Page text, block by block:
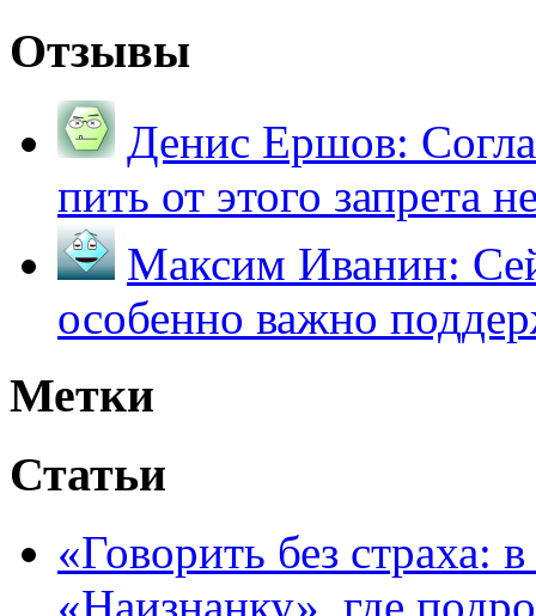
Отзывы
Денис Ершов:
пить от этого запрета
Максим Иванин:
особенно важно
Метки
Статьи
«Говорить без страха:
«Наизнанку», где